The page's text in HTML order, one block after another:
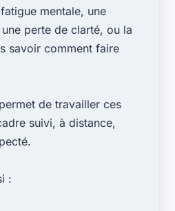
mentale, une
perte de clarté, ou la
savoir comment faire
de travailler ces
suivi, à distance,
: